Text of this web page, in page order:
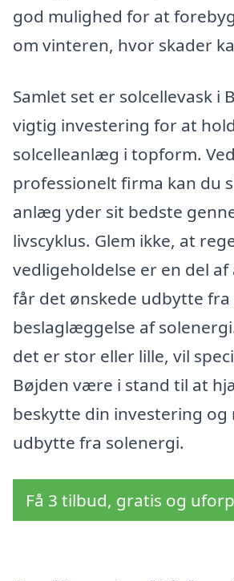
god mulighed for at
om vinteren, hvor skader
Samlet set er solcellevask i
vigtig investering for at
solcelleanlæg i topform.
professionelt firma kan du
anlæg yder sit bedste
livscyklus. Glem ikke, at
vedligeholdelse er en del af
får det ønskede udbytte fra
beslaglæggelse af
det er stor eller lille, vil
Bøjden være i stand til at
beskytte din investering og
udbytte fra solenergi.
Få 3 tilbud, gratis og